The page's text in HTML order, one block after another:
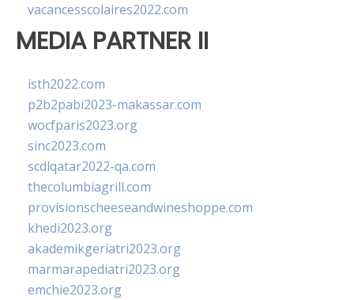
vacancesscolaires2022.com
MEDIA PARTNER II
isth2022.com
p2b2pabi2023-makassar.com
wocfparis2023.org
sinc2023.com
scdlqatar2022-qa.com
thecolumbiagrill.com
provisionscheeseandwineshoppe.com
khedi2023.org
akademikgeriatri2023.org
marmarapediatri2023.org
emchie2023.org